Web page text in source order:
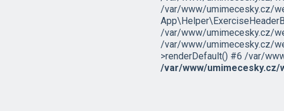
/var/www/umimecesky.cz/
/var/www/umimecesky.cz/
/var/www/umimecesky.cz/
>renderDefault() #6 /var/
/var/www/